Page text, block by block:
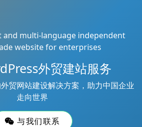
and multi-language independent
website for enterprises
外贸建站服务
贸网站建设解决方案，助力中国企业
走向世界
与我们联系